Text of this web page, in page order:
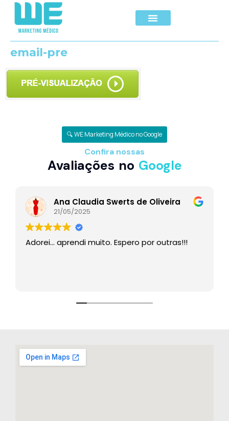
email-pre
🔍 WE Marketing Médico no Google
Confira nossas
Avaliações no Google
Ana Claudia Swerts de Oliveira
21/05/2025
Adorei… aprendi muito. Espero por outras!!!